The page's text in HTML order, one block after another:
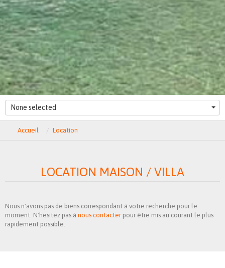
None selected
Accueil Location
LOCATION MAISON / VILLA
Nous n'avons pas de biens correspondant à votre recherche pour le
moment. N'hesitez pas à nous contacterpour être mis au courant le plus
rapidement possible.